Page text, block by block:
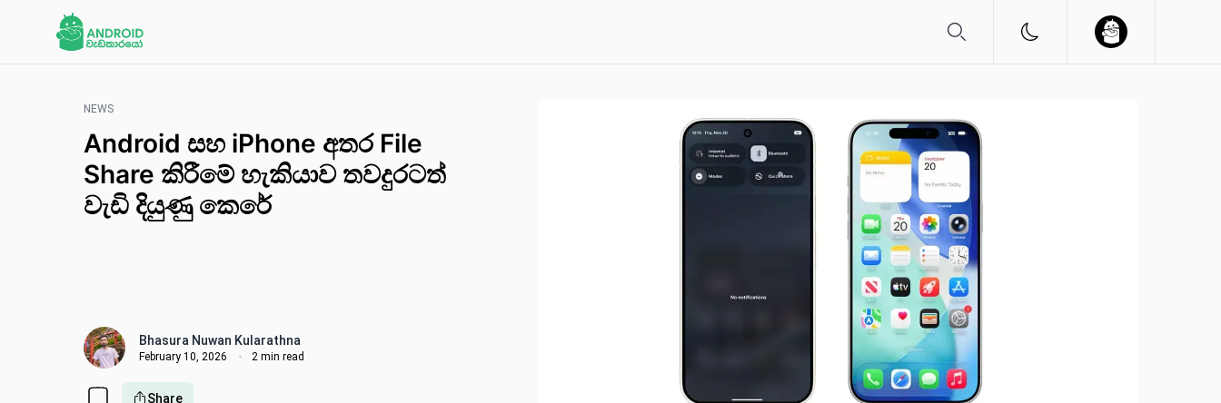
NEWS
Android සහ iPhone අතර File
Share කිරීමේ හැකියාව තවදුරටත්
වැඩි දියුණු කෙරේ
Bhasura Nuwan Kularathna
February 10, 2026 2 min read
Share